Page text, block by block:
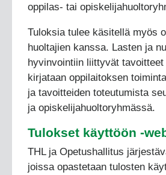
oppilas- tai
Tuloksia tulee käsitellä myös
huoltajien kanssa. Lasten ja
hyvinvointiin liittyvät tavoitteet
kirjataan oppilaitoksen
ja tavoitteiden toteutumista
ja opiskelijahuoltoryhmässä.
Tulokset käyttöön -
THL ja Opetushallitus
joissa opastetaan tulosten